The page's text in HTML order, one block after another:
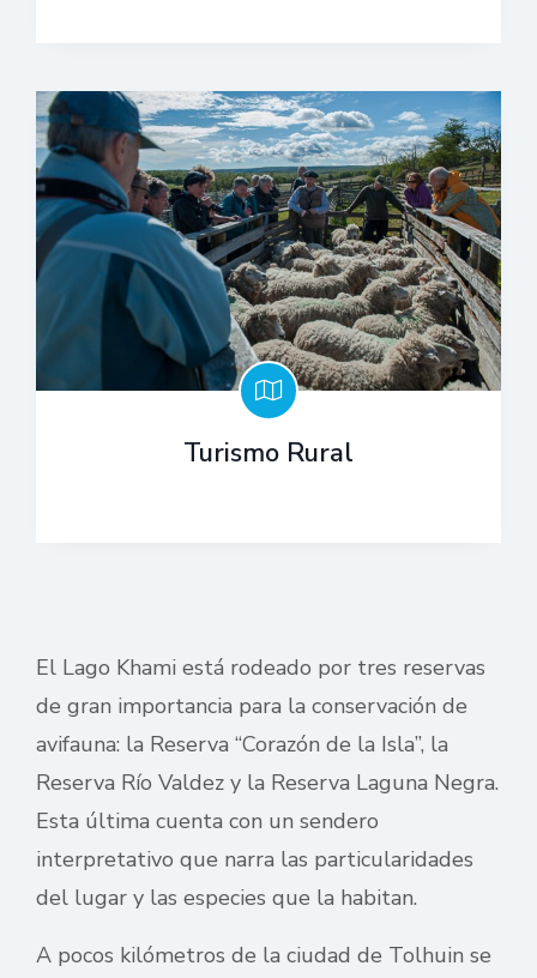
Turismo Rural
El Lago Khami está rodeado por tres reservas
de gran importancia para la conservación de
avifauna: la Reserva “Corazón de la Isla”, la
Reserva Río Valdez y la Reserva Laguna Negra.
Esta última cuenta con un sendero
interpretativo que narra las particularidades
del lugar y las especies que la habitan.
A pocos kilómetros de la ciudad de Tolhuin se